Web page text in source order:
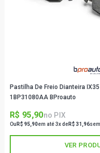
Pastilha De Freio Dianteira
1BP31080AA BProauto
R$ 95,90no PIX
Ou R$ 95,90em até 3x deR$ 31,96
VER